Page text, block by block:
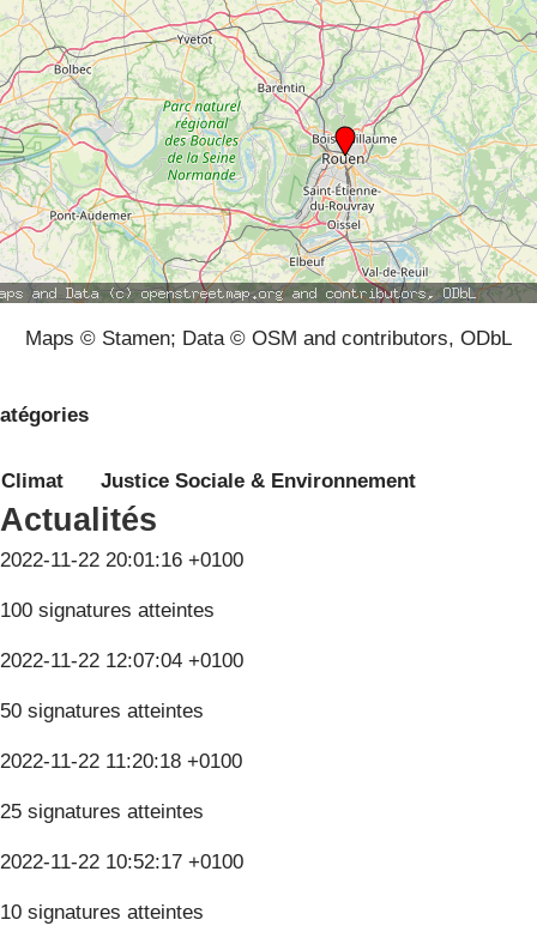
Maps © Stamen; Data © OSM and contributors, ODbL
Climat Justice Sociale & Environnement
Actualités
2022-11-22 20:01:16 +0100
100 signatures atteintes
2022-11-22 12:07:04 +0100
50 signatures atteintes
2022-11-22 11:20:18 +0100
25 signatures atteintes
2022-11-22 10:52:17 +0100
10 signatures atteintes